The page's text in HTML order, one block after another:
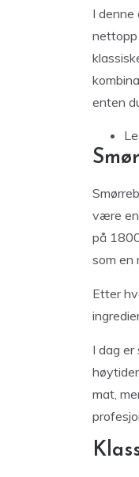
I
nettopp
enten
være en
på
som en
Etter
I dag
mat,